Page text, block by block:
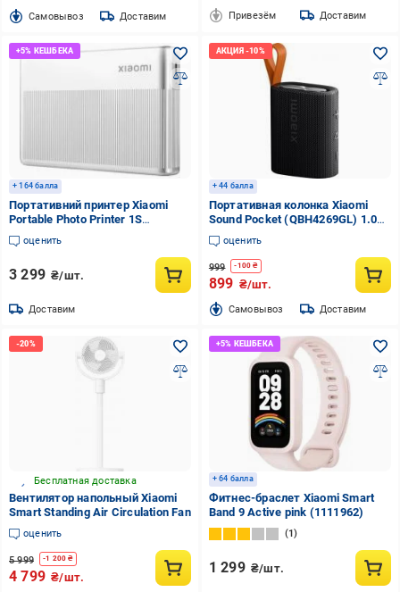
Cамовывоз Доставим Привезём Доставим
+ 164 балла
Портативний принтер Xiaomi
Portable Photo Printer 1S
BHR9974GL (1176483)
оценить
3 299 ₴/шт.
Доставим
+ 44 балла
Портативная колонка Xiaomi
Sound Pocket (QBH4269GL) 1.0
black (1037291)
оценить
999 -100 ₴
899 ₴/шт.
Cамовывоз Доставим
Бесплатная доставка
Вентилятор напольный Xiaomi
Smart Standing Air Circulation Fan
оценить
5 999 -1 200 ₴
4 799 ₴/шт.
+ 64 балла
Фитнес-браслет Xiaomi Smart
Band 9 Active pink (1111962)
1
1 299 ₴/шт.